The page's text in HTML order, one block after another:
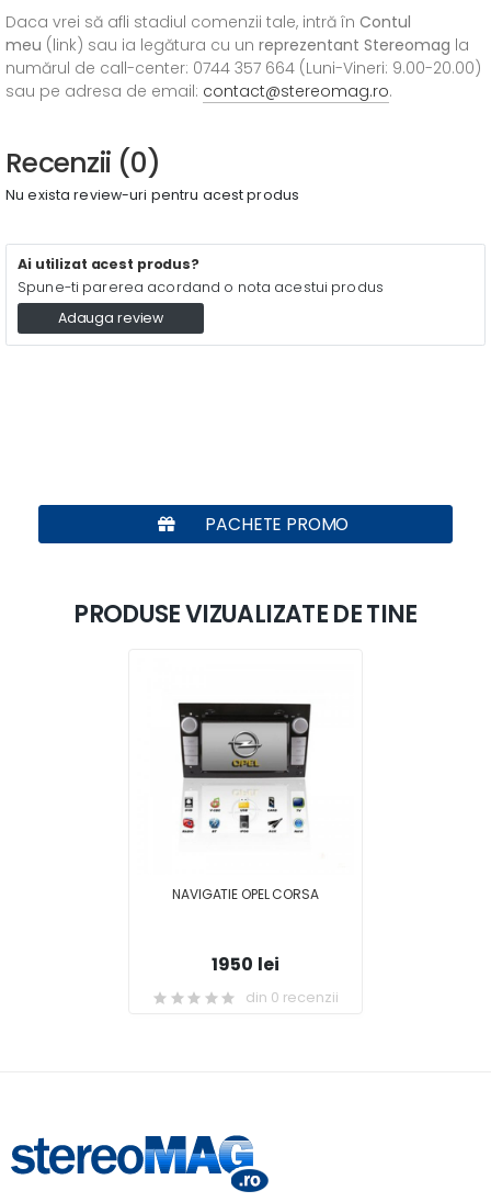
Daca vrei să afli stadiul comenzii tale, intră în Contul
meu (link) sau ia legătura cu un reprezentant Stereomag la
numărul de call-center: 0744 357 664 (Luni-Vineri: 9.00-20.00)
sau pe adresa de email: contact@stereomag.ro.
Recenzii (0)
Nu exista review-uri pentru acest produs
Ai utilizat acest produs?
Spune-ti parerea acordand o nota acestui produs
Adauga review
PACHETE PROMO
PRODUSE VIZUALIZATE DE TINE
NAVIGATIE OPEL CORSA
1950 lei
din 0 recenzii